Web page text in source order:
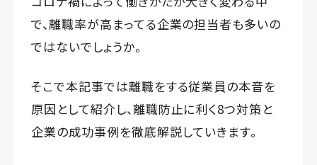
で、離職率が高まってる企業の担当者も多いの
ではないでしょうか。
そこで本記事では離職をする従業員の本音を
原因として紹介し、離職防止に利く8つ対策と
企業の成功事例を徹底解説していきます。